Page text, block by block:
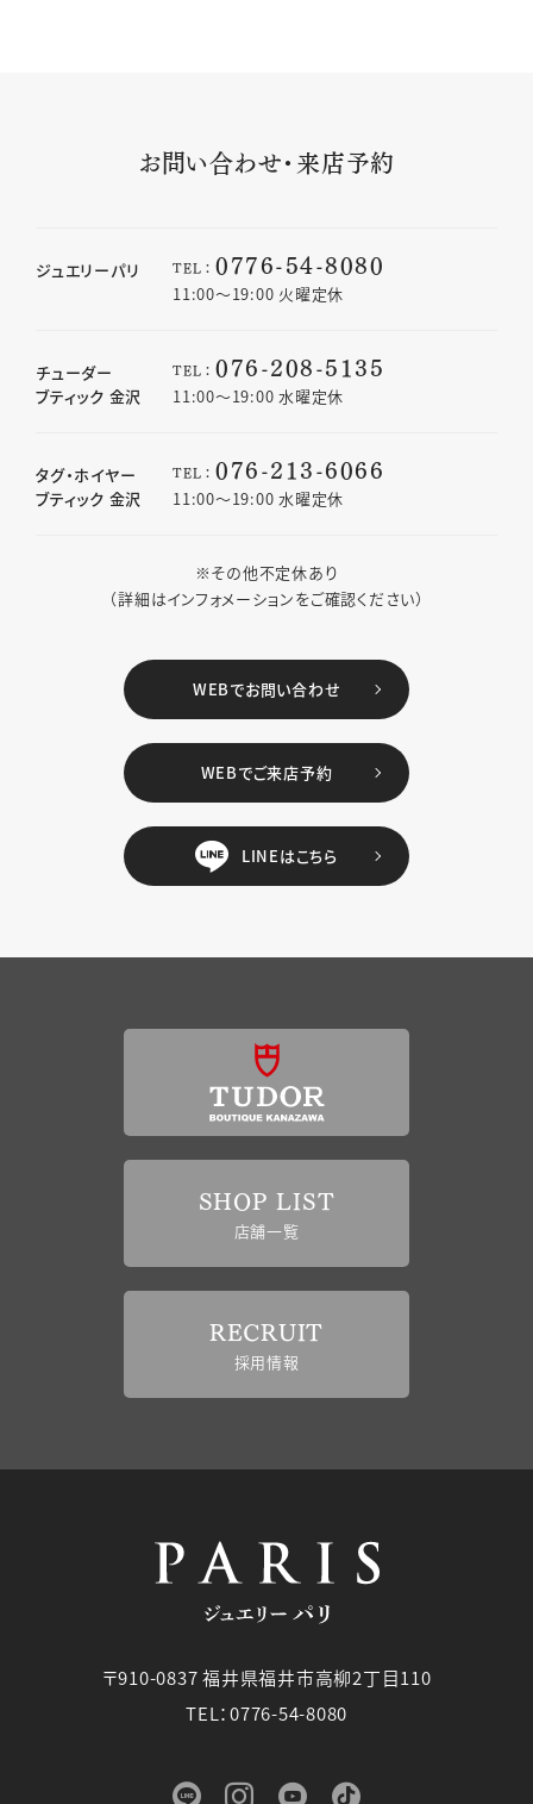
お問い合わせ・来店予約
ジュエリーパリ TEL： 0776-54-8080
11:00〜19:00 火曜定休
チューダー
ブティック 金沢
TEL： 076-208-5135
11:00〜19:00 水曜定休
タグ・ホイヤー
ブティック 金沢
TEL： 076-213-6066
11:00〜19:00 水曜定休
※その他不定休あり
（詳細はインフォメーションをご確認ください）
WEBでお問い合わせ
WEBでご来店予約
LINEはこちら
SHOP LIST
店舗一覧
RECRUIT
採用情報
〒910-0837 福井県福井市高柳2丁目110
TEL：0776-54-8080